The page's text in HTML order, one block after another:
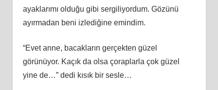
ayaklarımı olduğu gibi sergiliyordum. Gözünü
ayırmadan beni izlediğine emindim.
“Evet anne, bacakların gerçekten güzel
görünüyor. Kaçık da olsa çoraplarla çok güzel
yine de…” dedi kısık bir sesle…